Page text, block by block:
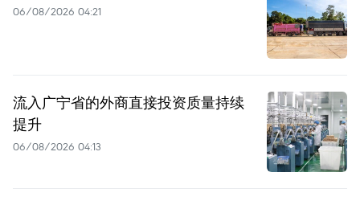
06/08/2026 04:21
流入广宁省的外商直接投资质量持续
提升
06/08/2026 04:13